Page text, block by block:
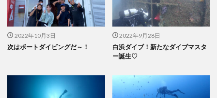
2022年10月3日
次はボートダイビングだ～！
2022年9月28日
白浜ダイブ！新たなダイブマスタ
ー誕生♡